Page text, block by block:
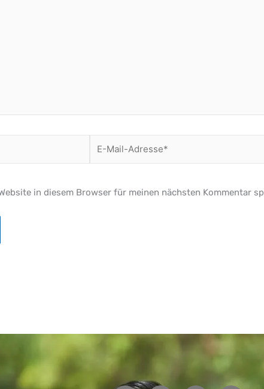
Mail-
in diesem Browser für meinen nächsten Kommentar